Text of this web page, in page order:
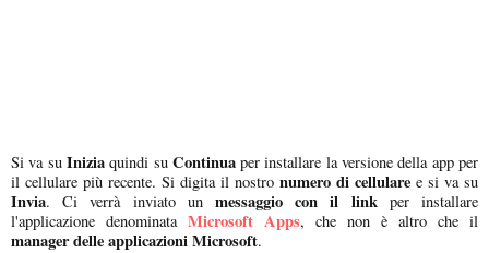
Si va su Iniziaquindi su Continuaper installare la versione della app per
il cellulare più recente. Si digita il nostro numero di cellulare e si va su
Invia. Ci verrà inviato un messaggio con il linkper installare
l'applicazione denominata Microsoft Apps, che non è altro che il
manager delle applicazioni Microsoft.